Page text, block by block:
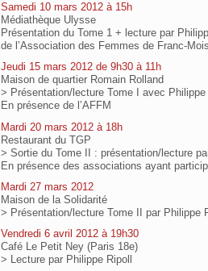
Samedi 10 mars 2012 à 15h
Médiathèque Ulysse
Présentation du Tome 1 + lecture par
de l’Association des Femmes de Franc-
Jeudi 15 mars 2012 de 9h30 à 11h
Maison de quartier Romain Rolland
> Présentation/lecture Tome I avec
En présence de l’AFFM
Mardi 20 mars 2012 à 18h
Restaurant du TGP
> Sortie du Tome II : présentation/lecture
En présence des associations ayant
Mardi 27 mars 2012
Maison de la Solidarité
> Présentation/lecture Tome II par Philippe
Vendredi 6 avril 2012 à 19h30
Café Le Petit Ney (Paris 18e)
> Lecture par Philippe Ripoll